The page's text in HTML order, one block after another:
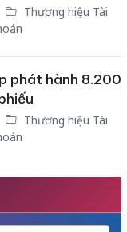
Thương hiệu Tài
phát hành 8.200
Thương hiệu Tài